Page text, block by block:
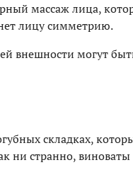
массаж лица,
лицу симметрию.
внешности могут
складках,
ни странно,